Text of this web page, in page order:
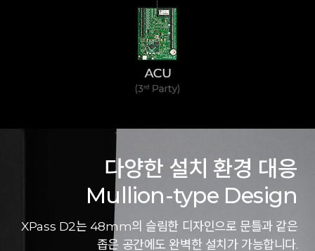
다양한 설치 환경 대응
Mullion-type Design
XPass D2는 48mm의 슬림한 디자인으로 문틀과 같은
좁은 공간에도 완벽한 설치가 가능합니다.